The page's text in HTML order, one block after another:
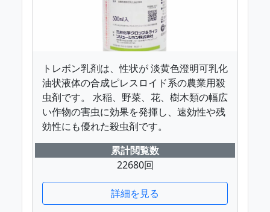
トレボン乳剤は、性状が 淡黄色澄明可乳化
油状液体の合成ピレスロイド系の農業用殺
虫剤です。 水稲、野菜、花、樹木類の幅広
い作物の害虫に効果を発揮し、速効性や残
効性にも優れた殺虫剤です。
累計閲覧数
22680回
詳細を見る